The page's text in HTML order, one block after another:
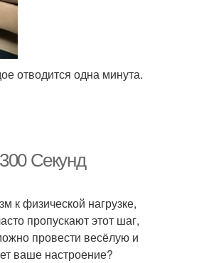
отводится одна минута.
Секунд
к физической нагрузке,
пропускают этот шаг,
провести весёлую и
ваше настроение?